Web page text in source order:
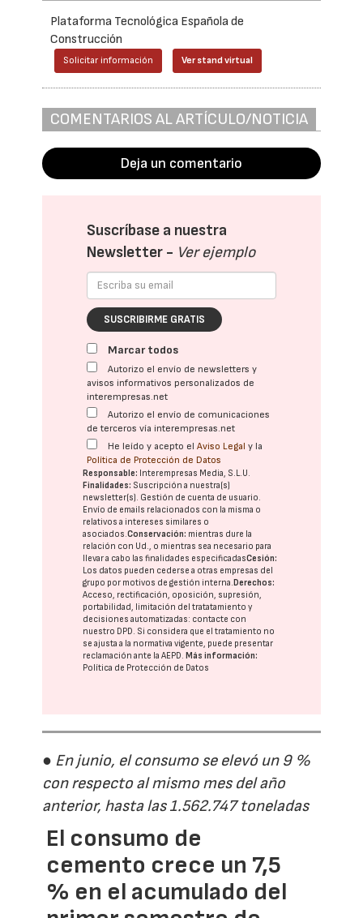
Plataforma Tecnológica Española de
Construcción
Solicitar información Ver stand virtual
COMENTARIOS AL ARTÍCULO/NOTICIA
Deja un comentario
Suscríbase a nuestra
Newsletter - Ver ejemplo
SUSCRIBIRME GRATIS
Marcar todos
Autorizo el envío de newsletters y
avisos informativos personalizados de
interempresas.net
Autorizo el envío de comunicaciones
de terceros vía interempresas.net
He leído y acepto elAviso Legal y la
Política de Protección de Datos
Responsable: Interempresas Media, S.L.U.
Finalidades: Suscripción a nuestra(s)
newsletter(s). Gestión de cuenta de usuario.
Envío de emails relacionados con la misma o
relativos a intereses similares o
asociados.Conservación: mientras dure la
relación con Ud., o mientras sea necesario para
llevar a cabo las finalidades especificadasCesión:
Los datos pueden cederse a otras empresas del
grupo por motivos de gestión interna.Derechos:
Acceso, rectificación, oposición, supresión,
portabilidad, limitación del tratatamiento y
decisiones automatizadas: contacte con
nuestro DPD. Si considera que el tratamiento no
se ajusta a la normativa vigente, puede presentar
reclamación ante laAEPD.Más información:
Política de Protección de Datos
● En junio, el consumo se elevó un 9 %
con respecto al mismo mes del año
anterior, hasta las 1.562.747 toneladas
El consumo de
cemento crece un 7,5
% en el acumulado del